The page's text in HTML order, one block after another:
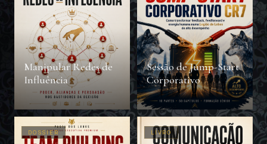
Manipular Redes de
Influência
Sessão de Jump-Start
Corporativo
DOSSIER LIVRO